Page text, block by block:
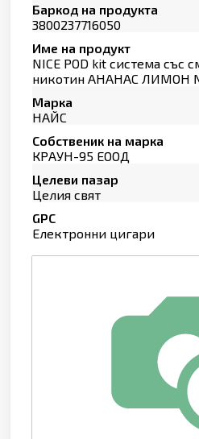
Баркод на продукта
3800237716050
Име на продукт
NICE POD kit система със
никотин АНАНАС ЛИМОН
Марка
НАЙС
Собственик на марка
КРАУН-95 ЕООД
Целеви пазар
Целия свят
GPC
Електронни цигари